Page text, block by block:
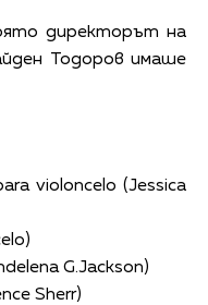
директорът на
Тодоров имаше
violoncelo (Jessica
G.Jackson)
Sherr)